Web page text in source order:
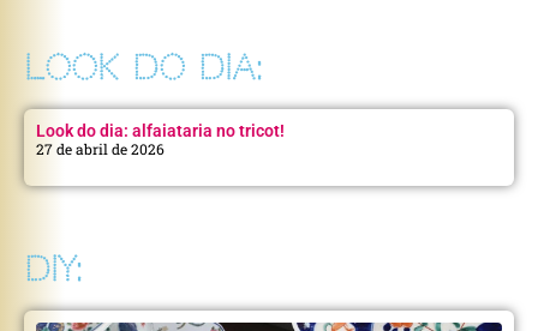
LOOK DO DIA:
Look do dia: alfaiataria no tricot!
27 de abril de 2026
DIY: